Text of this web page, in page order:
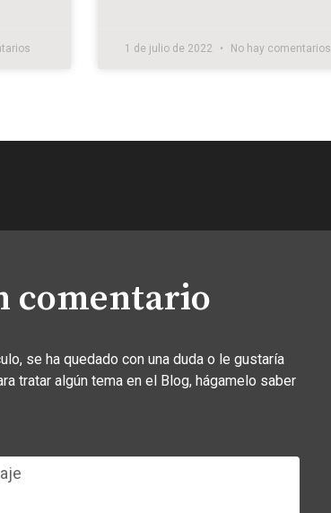
1 de julio de 2022 No hay comentarios
comentario
se ha quedado con una duda o le gustaría
tratar algún tema en el Blog, hágamelo saber